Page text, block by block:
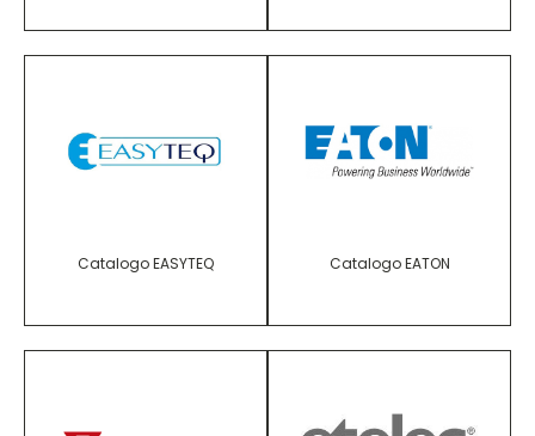
Catalogo EASYTEQ Catalogo EATON